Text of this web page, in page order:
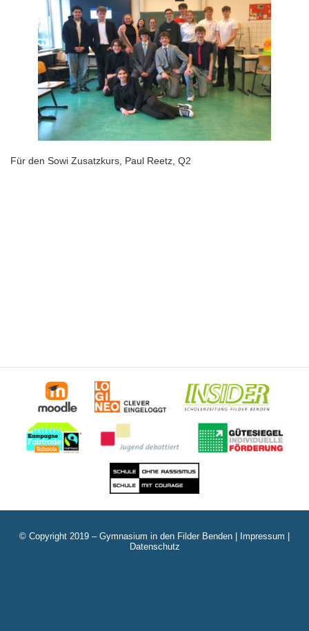
Für den Sowi Zusatzkurs, Paul Reetz, Q2
© Copyright 2019 – Gymnasium in den Filder Benden | Impressum
Datenschutz